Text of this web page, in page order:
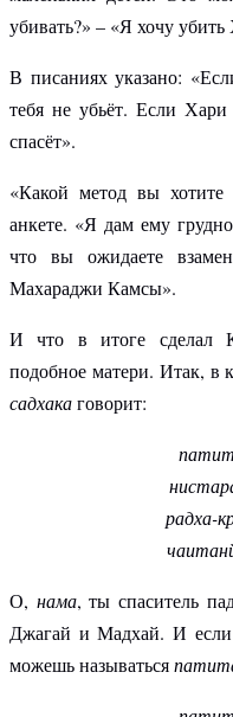
убивать?» – «Я хочу
В писаниях указано:
тебя не убьёт. Если
спасёт».
«Какой метод вы
анкете. «Я дам ему
что вы ожидаете
Махараджи Камсы».
И что в итоге сделал
подобное матери. Итак, в
садхакаговорит:
радха-
О, нама, ты спаситель
Джагай и Мадхай. И
можешь называться